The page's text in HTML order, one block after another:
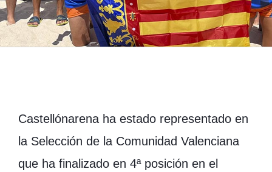
Castellónarena ha estado representado en
la Selección de la Comunidad Valenciana
que ha finalizado en 4ª posición en el